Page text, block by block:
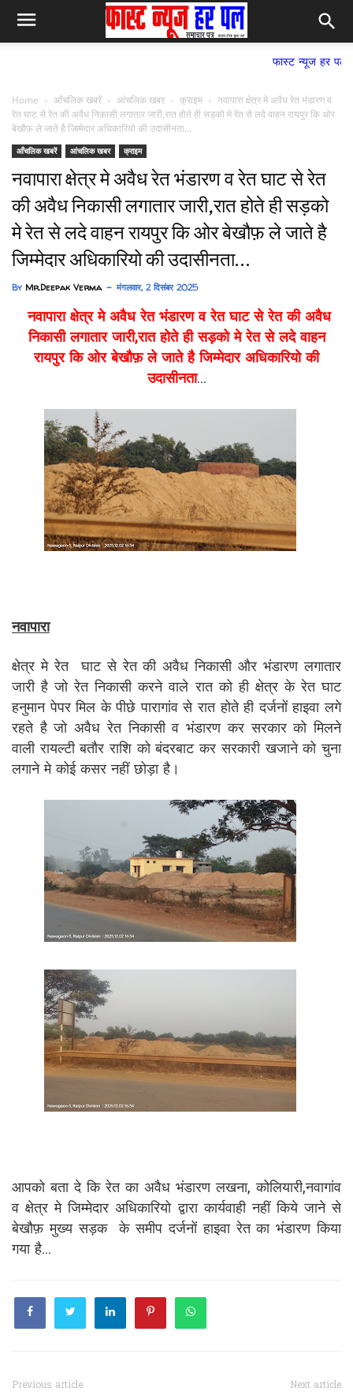
फास्ट न्यूज हर पल समाचार पत्र,
Home आँचलिक खबरें आंचलिक खबर क्राइम
नवापारा क्षेत्र मे अवैध रेत भंडारण व
रेत घाट से रेत की अवैध निकासी लगातार जारी,रात होते ही सड़को मे रेत से लदे वाहन रायपुर कि ओर
बेखौफ़ ले जाते है जिम्मेदार अधिकारियो की उदासीनता...
आँचलिक खबरें आंचलिक खबर क्राइम
नवापारा क्षेत्र मे अवैध रेत भंडारण व रेत घाट से रेत
की अवैध निकासी लगातार जारी,रात होते ही सड़को
मे रेत से लदे वाहन रायपुर कि ओर बेखौफ़ ले जाते है
जिम्मेदार अधिकारियो की उदासीनता...
By Mr.Deepak Verma मंगलवार, 2 दिसंबर 2025
नवापारा क्षेत्र मे अवैध रेत भंडारण व रेत घाट से रेत की अवैध
निकासी लगातार जारी,रात होते ही सड़को मे रेत से लदे वाहन
रायपुर कि ओर बेखौफ़ ले जाते है जिम्मेदार अधिकारियो की
उदासीनता...
नवापारा
क्षेत्र मे रेत घाट से रेत की अवैध निकासी और भंडारण लगातार
जारी है जो रेत निकासी करने वाले रात को ही क्षेत्र के रेत घाट
हनुमान पेपर मिल के पीछे पारागांव से रात होते ही दर्जनों हाइवा लगे
रहते है जो अवैध रेत निकासी व भंडारण कर सरकार को मिलने
वाली रायल्टी बतौर राशि को बंदरबाट कर सरकारी खजाने को चुना
लगाने मे कोई कसर नहीं छोड़ा है।
आपको बता दे कि रेत का अवैध भंडारण लखना, कोलियारी,नवागांव
व क्षेत्र मे जिम्मेदार अधिकारियो द्वारा कार्यवाही नहीं किये जाने से
बेखौफ़ मुख्य सड़क के समीप दर्जनों हाइवा रेत का भंडारण किया
गया है...
Previous article Next article